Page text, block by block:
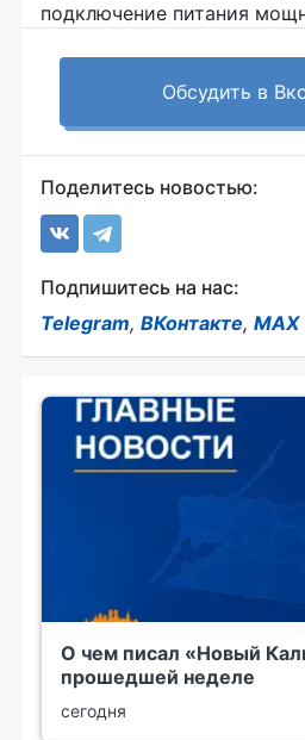
подключение питания
Обсудить в
Поделитесь новостью:
Подпишитесь на нас:
Telegram, ВКонтакте, MAX
О чем писал «Новый
прошедшей неделе
сегодня